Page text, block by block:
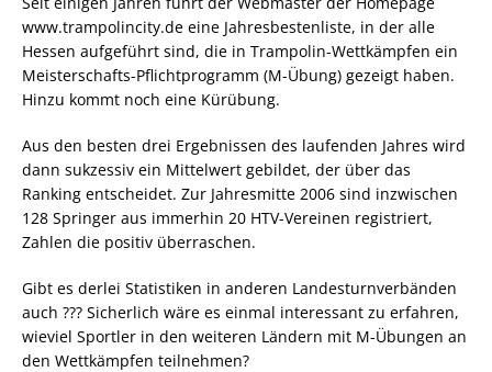
www.trampolincity.de eine Jahresbestenliste, in der alle
Hessen aufgeführt sind, die in Trampolin-Wettkämpfen ein
Meisterschafts-Pflichtprogramm (M-Übung) gezeigt haben.
Hinzu kommt noch eine Kürübung.
Aus den besten drei Ergebnissen des laufenden Jahres wird
dann sukzessiv ein Mittelwert gebildet, der über das
Ranking entscheidet. Zur Jahresmitte 2006 sind inzwischen
128 Springer aus immerhin 20 HTV-Vereinen registriert,
Zahlen die positiv überraschen.
Gibt es derlei Statistiken in anderen Landesturnverbänden
auch ??? Sicherlich wäre es einmal interessant zu erfahren,
wieviel Sportler in den weiteren Ländern mit M-Übungen an
den Wettkämpfen teilnehmen?